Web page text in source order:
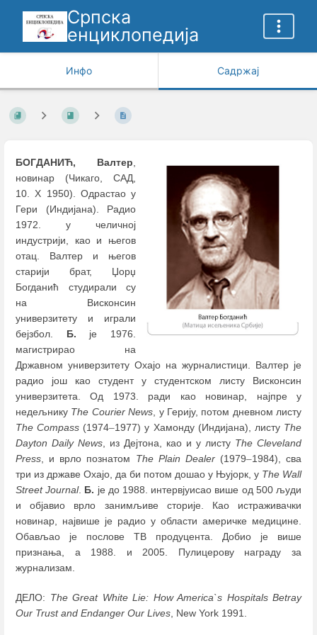
Српска
енциклопедија
Инфо Садржај
БОГДАНИЋ, Валтер,
новинар (Чикаго, САД,
10. X 1950). Oдрастао у
Гери (Индијана). Радио
1972. у челичној
индустрији, као и његов
отац. Валтер и његов
старији брат, Џорџ
Богданић студирали су
на Висконсин
универзитету и играли
бејзбол. Б. је 1976.
магистрирао на
Државном универзитету Охајо на журналистици. Валтер је
радио још као студент у студентском листу Висконсин
универзитета. Од 1973. ради као новинар, најпре у
недељнику The Courier News, у Герију, потом дневном листу
The Compass (1974–1977) у Хамонду (Индијана), листу The
Dayton Daily News, из Дејтона, као и у листу The Cleveland
Press, и врло познатом The Plain Dealer(1979–1984), сва
три из државе Охајо, да би потом дошао у Њујорк, у The Wall
Street Journal. Б. је до 1988. интервјуисао више од 500 људи
и објавио врло занимљиве сторије. Као истраживачки
новинар, највише је радио у области америчке медицине.
Обављао је послове ТВ продуцента. Добио је више
признања, а 1988. и 2005. Пулицерову награду за
журнализам.
ДЕЛО: The Great White Lie: How America`s Hospitals Betray
Our Trust and Endanger Our Lives , New York 1991.